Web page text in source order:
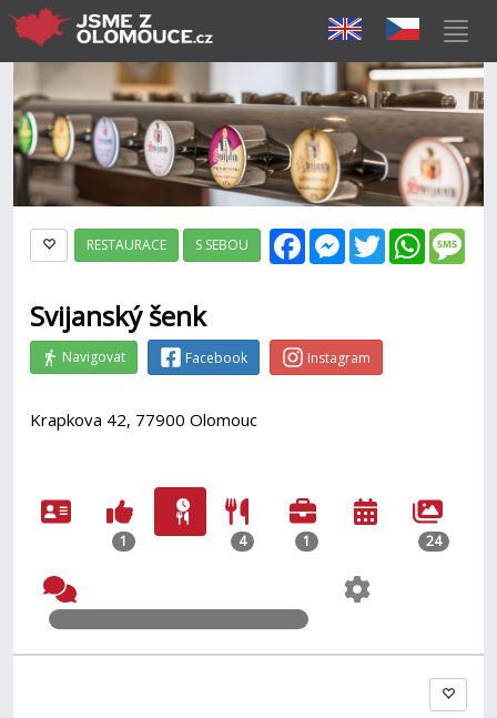
FacebookMessenger
Twitter
RESTAURACE S SEBOU
Svijanský šenk
Navigovat Facebook Instagram
Krapkova 42, 77900 Olomouc
1 4 1 24